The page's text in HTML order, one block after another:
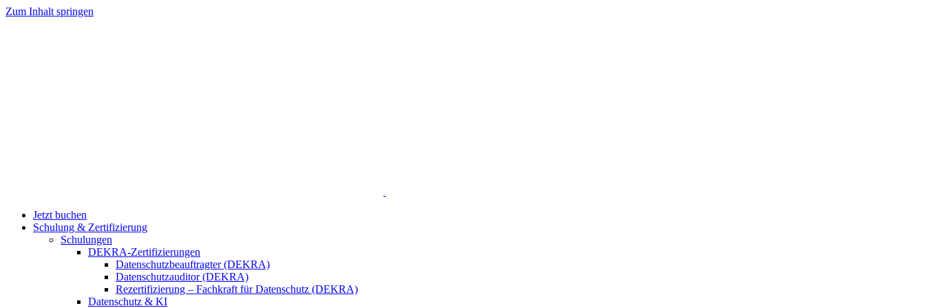
Zum Inhalt springen
Jetzt buchen
Schulung & Zertifizierung
Schulungen
DEKRA-Zertifizierungen
Datenschutzbeauftragter (DEKRA)
Datenschutzauditor (DEKRA)
Rezertifizierung – Fachkraft für Datenschutz (DEKRA)
Datenschutz & KI